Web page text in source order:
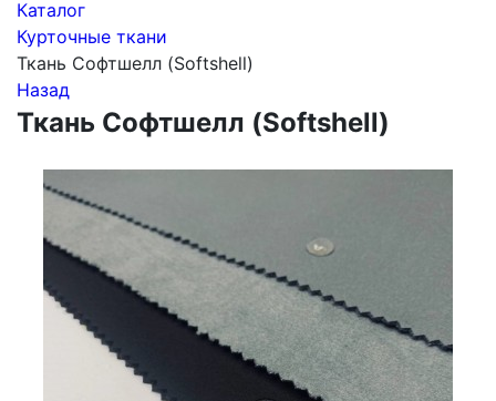
Каталог
Курточные ткани
Ткань Софтшелл (Softshell)
Назад
Ткань Софтшелл (Softshell)